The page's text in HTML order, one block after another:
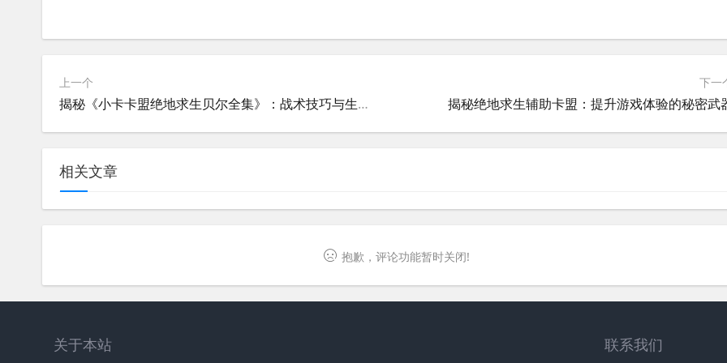
上一个
揭秘《小卡卡盟绝地求生贝尔全集》：战术技巧与生存策略
下一
揭秘绝地求生辅助卡盟：提升游戏体验的秘密武
相关文章
抱歉，评论功能暂时关闭!
关于本站 联系我们